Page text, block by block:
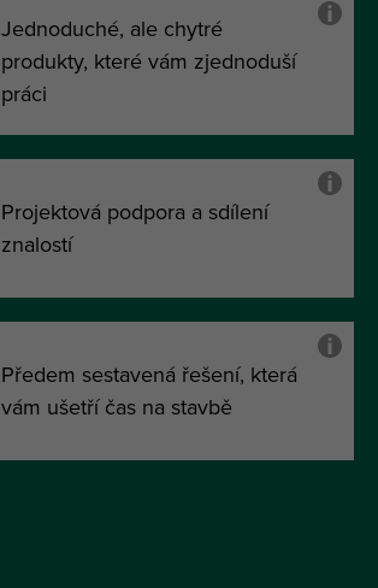
Jednoduché, ale chytré
produkty, které vám zjednoduší
práci
Projektová podpora a sdílení
znalostí
Předem sestavená řešení, která
vám ušetří čas na stavbě